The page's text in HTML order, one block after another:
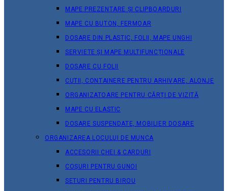
MAPE PREZENTARE ȘI CLIPBOARDURI
MAPE CU BUTON, FERMOAR
DOSARE DIN PLASTIC, FOLII, MAPE UNGHI
SERVIETE ȘI MAPE MULTIFUNCȚIONALE
DOSARE CU FOLII
CUTII, CONTAINERE PENTRU ARHIVARE, ALONJE
ORGANIZATOARE PENTRU CĂRȚI DE VIZITĂ
MAPE CU ELASTIC
DOSARE SUSPENDATE, MOBILIER DOSARE
ORGANIZAREA LOCULUI DE MUNCA
ACCESORII CHEI & СARDURI
COȘURI PENTRU GUNOI
SETURI PENTRU BIROU